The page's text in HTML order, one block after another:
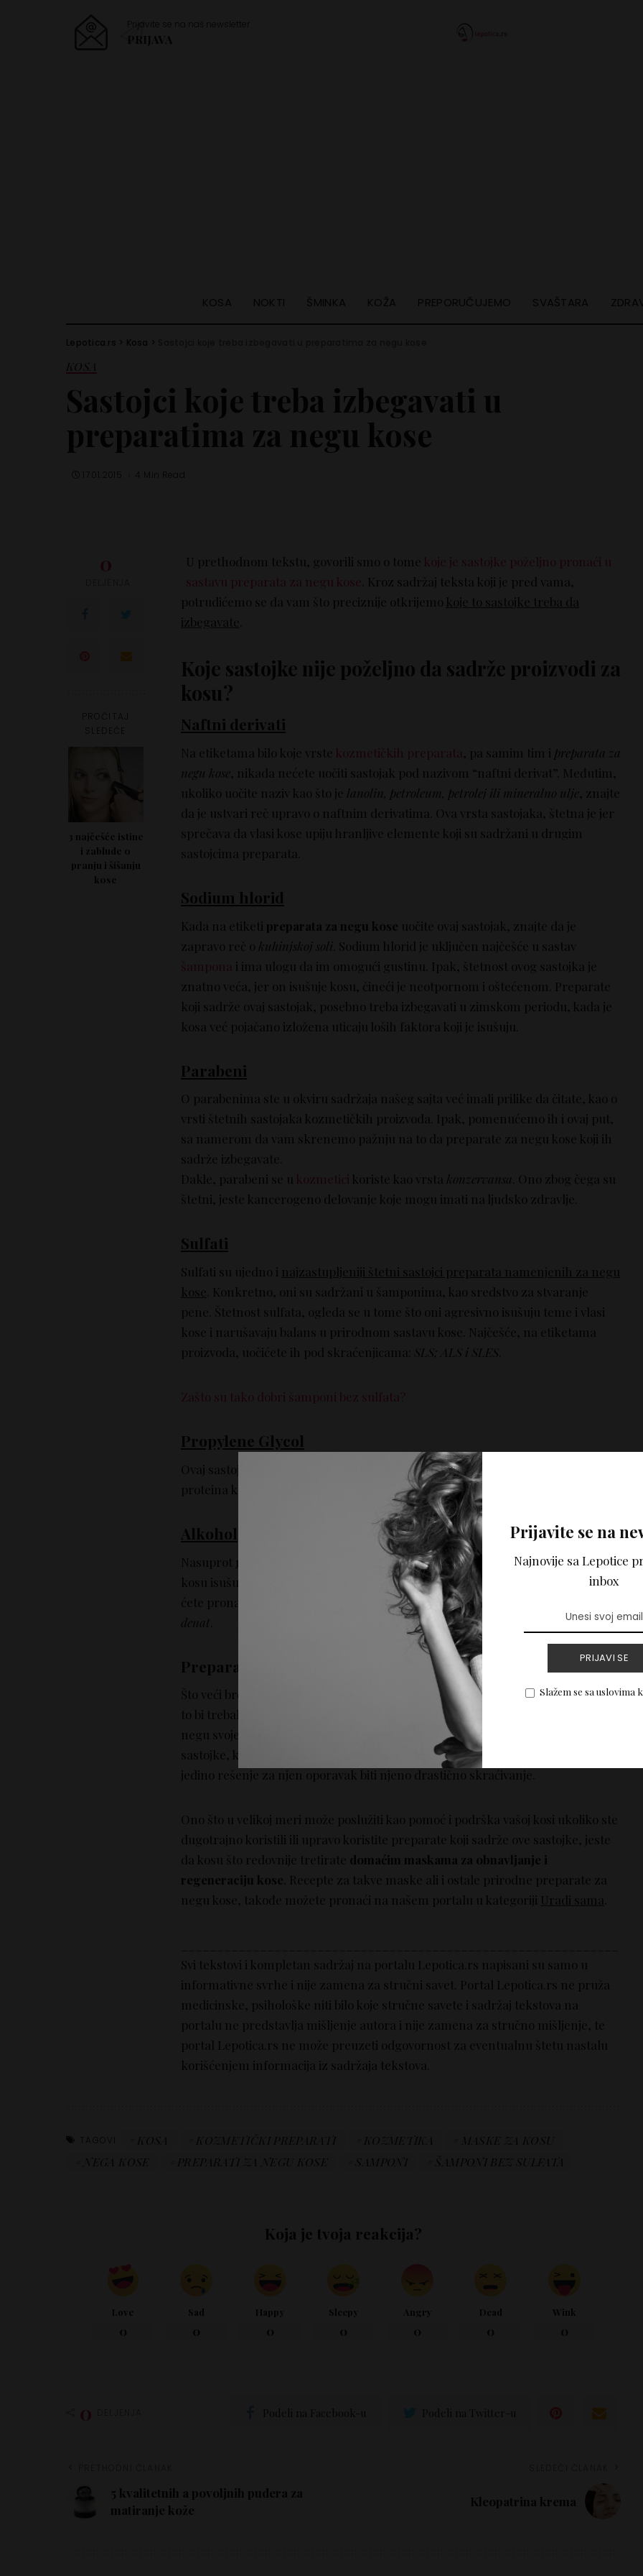
Prijavite se na
Najnovije sa Lepotice
inbox
PRIJAVI SE
Slažem se sa uslovima
Prijavite se na naš newsletter
PRIJAVA
KOSA NOKTI ŠMINKA KOŽA PREPORUČUJEMO SVAŠTARA
Lepotica.rs > Kosa >
KOSA
Sastojci koje treba izbegavati u
preparatima za negu kose
4 Min Read
0
PROČITAJ
3 najčešće istine
i zablude o
pranju i šišanju
kose
U prethodnom tekstu, govorili smo o tome koje je sastojke poželjno pronaći u
sastavu preparata za negu kose
. Kroz sadržaj teksta koji je pred vama,
potrudićemo se da vam što preciznije otkrijemo koje to sastojke treba da
izbegavate
Koje sastojke nije poželjno da sadrže proizvodi za
kosu?
Naftni derivati
Na etiketama bilo koje vrste kozmetičkih preparata, pa samim tim i preparata za
negu kose, nikada nećete uočiti sastojak pod nazivom “naftni derivat”. Međutim,
ukoliko uočite naziv kao što je lanolin, petroleum, petrolej ili mineralno ulje, znajte
da je ustvari reč upravo o naftnim derivatima. Ova vrsta sastojaka, štetna je jer
sprečava da vlasi kose upiju hranljive elemente koji su sadržani u drugim
sastojcima preparata.
Sodium hlorid
Kada na etiketi preparata za negu kose uočite ovaj sastojak, znajte da je
zapravo reč o kuhinjskoj soli . Sodium hlorid je uključen najčešće u sastav
šampona i ima ulogu da im omogući gustinu. Ipak, štetnost ovog sastojka je
znatno veća, jer on isušuje kosu, čineći je neotpornom i oštećenom. Preparate
koji sadrže ovaj sastojak, posebno treba izbegavati u zimskom periodu, kada je
kosa već pojačano izložena uticaju loših faktora koji je isušuju.
Parabeni
O parabenima ste u okviru sadržaja našeg sajta već imali prilike da čitate, kao o
vrsti štetnih sastojaka kozmetičkih proizvoda. Ipak, pomenućemo ih i ovaj put,
sa namerom da vam skrenemo pažnju na to da preparate za negu kose koji ih
sadrže izbegavate.
Dakle, parabeni se u kozmetici koriste kao vrsta konzervansa . Ono zbog čega su
štetni, jeste kancerogeno delovanje koje mogu imati na ljudsko zdravlje.
Sulfati
Sulfati su ujedno i najzastupljeniji štetni sastojci preparata namenjenih za negu
kose
. Konkretno, oni su sadržani u šamponima, kao sredstvo za stvaranje
pene. Štetnost sulfata, ogleda se u tome što oni agresivno isušuju teme i vlasi
kose i narušavaju balans u prirodnom sastavu kose. Najčešće, na etiketama
proizvoda, uočićete ih pod skraćenjicama: SLS; ALS i SLES
Zašto su tako dobri šamponi bez sulfata?
Propylene Glycol
Ovaj sastojak, štetan je zbog svoje osobine da negativno utiče na strukturu
proteina koji su sadržani u kosi, ali i u koži glave.
Alkohol
Nasuprot masnim alkoholima
koji imaju pozitivan uticaj na kosu, štetni alkoholi
kosu isušuju, čine vlasi neotpornim i sklonim pucanju. Najčešće, čiste alkohole
ćete pronaći pod nazivima:
Propyl, SD Alcohol (40), Alcohol, Ethanol i Alcohol
denat
Preparati za negu kose ne treba da štete kosi
Što veći broj navedenih sastojaka pronađete u sastavu preparata zanegu kose,
to bi trebalo da je i veće upozorenje da takav preparat ne birate i ne kupujete za
negu svoje kose. Dugotrajnom upotrebom preparata koji sadrže gore navedene
sastojke, kosa će vam postati osetljiva, sklona pucanju i oštećena, a onda će
jedino rešenje za njen oporavak biti njeno drastično skraćivanje.
Ono što u velikoj meri može poslužiti kao pomoć i podrška vašoj kosi ukoliko ste
dugotrajno koristili ili upravo koristite preparate koji sadrže ove sastojke, jeste
da kosu što redovnije tretirate domaćim maskama za obnavljanje i
regeneraciju kose . Recepte za takve maske ali i ostale prirodne preparate za
negu kose, takođe možete pronaći na našem portalu u kategoriji Uradi sama
Svi tekstovi i kompletan sadržaj na portalu Lepotica.rs napisani su samo u
informativne svrhe i nije zamena za stručni savet. Portal Lepotica.rs ne pruža
medicinske, psihološke niti bilo koje stručne savete i sadržaj tekstova na
portalu ne predstavlja mišljenje autora i nije zamena za stručno mišljenje, te
portal Lepotica.rs ne može preuzeti odgovornost za eventualnu štetu nastalu
korišćenjem informacija iz sadržaja tekstova.
TAGOVI
Koja je tvoja reakcija?
Love Sad Happy Sleepy Angry Dead Wink
0
5 kvalitetnih a povoljnih pudera za
matiranje kože
Kleopatrina krema